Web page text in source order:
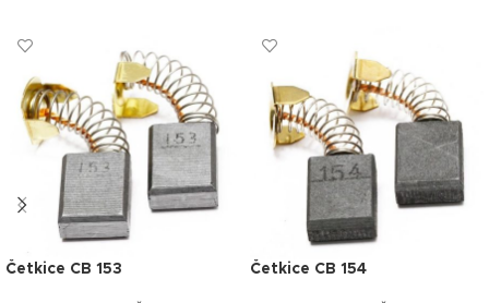
Četkice CB 153 Četkice CB 154